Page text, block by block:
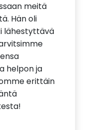
meitä
Hän oli
lähestyttävä
helpon ja
erittäin